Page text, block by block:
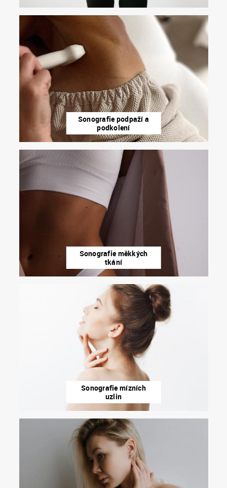
Sonografie podpaží a
podkolení
Sonografie měkkých
tkání
Sonografie mízních
uzlin